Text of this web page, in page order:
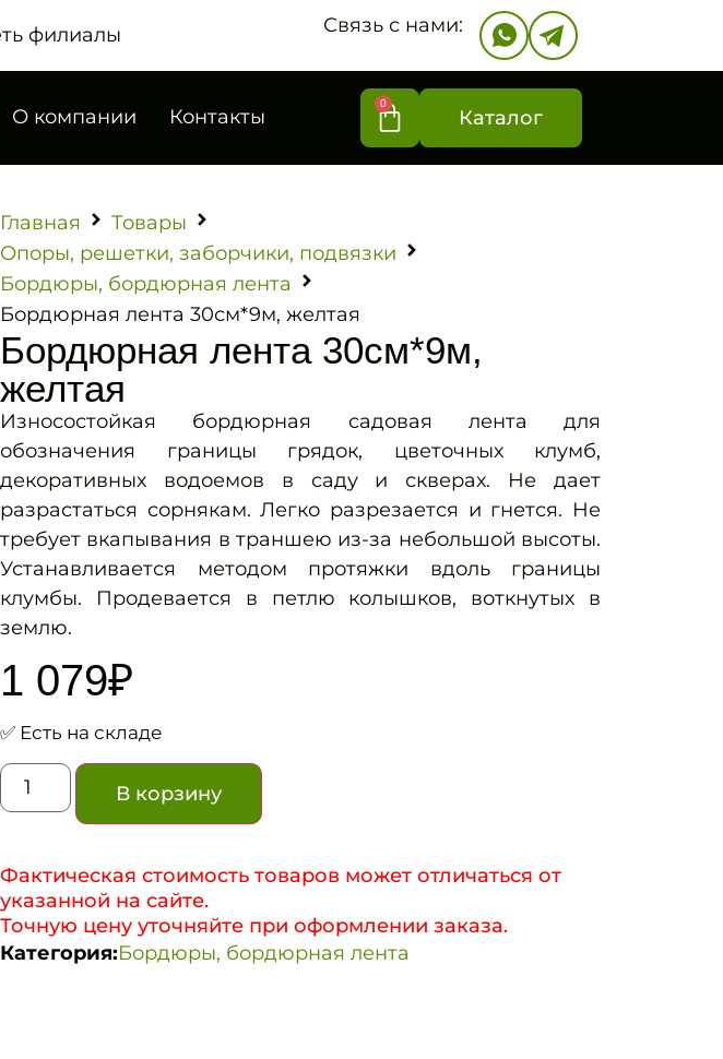
филиалы Связь с нами:
О компании Контакты
0
Каталог
Главная
Товары
Опоры, решетки, заборчики, подвязки
Бордюры, бордюрная лента
Бордюрная лента 30см*9м, желтая
Бордюрная лента 30см*9м,
желтая
Износостойкая бордюрная садовая лента для
обозначения границы грядок, цветочных клумб,
декоративных водоемов в саду и скверах. Не дает
разрастаться сорнякам. Легко разрезается и гнется. Не
требует вкапывания в траншею из-за небольшой высоты.
Устанавливается методом протяжки вдоль границы
клумбы. Продевается в петлю колышков, воткнутых в
землю.
1 079₽
✅ Есть на складе
В корзину
Фактическая стоимость товаров может отличаться от
указанной на сайте.
Точную цену уточняйте при оформлении заказа.
Категория:Бордюры, бордюрная лента